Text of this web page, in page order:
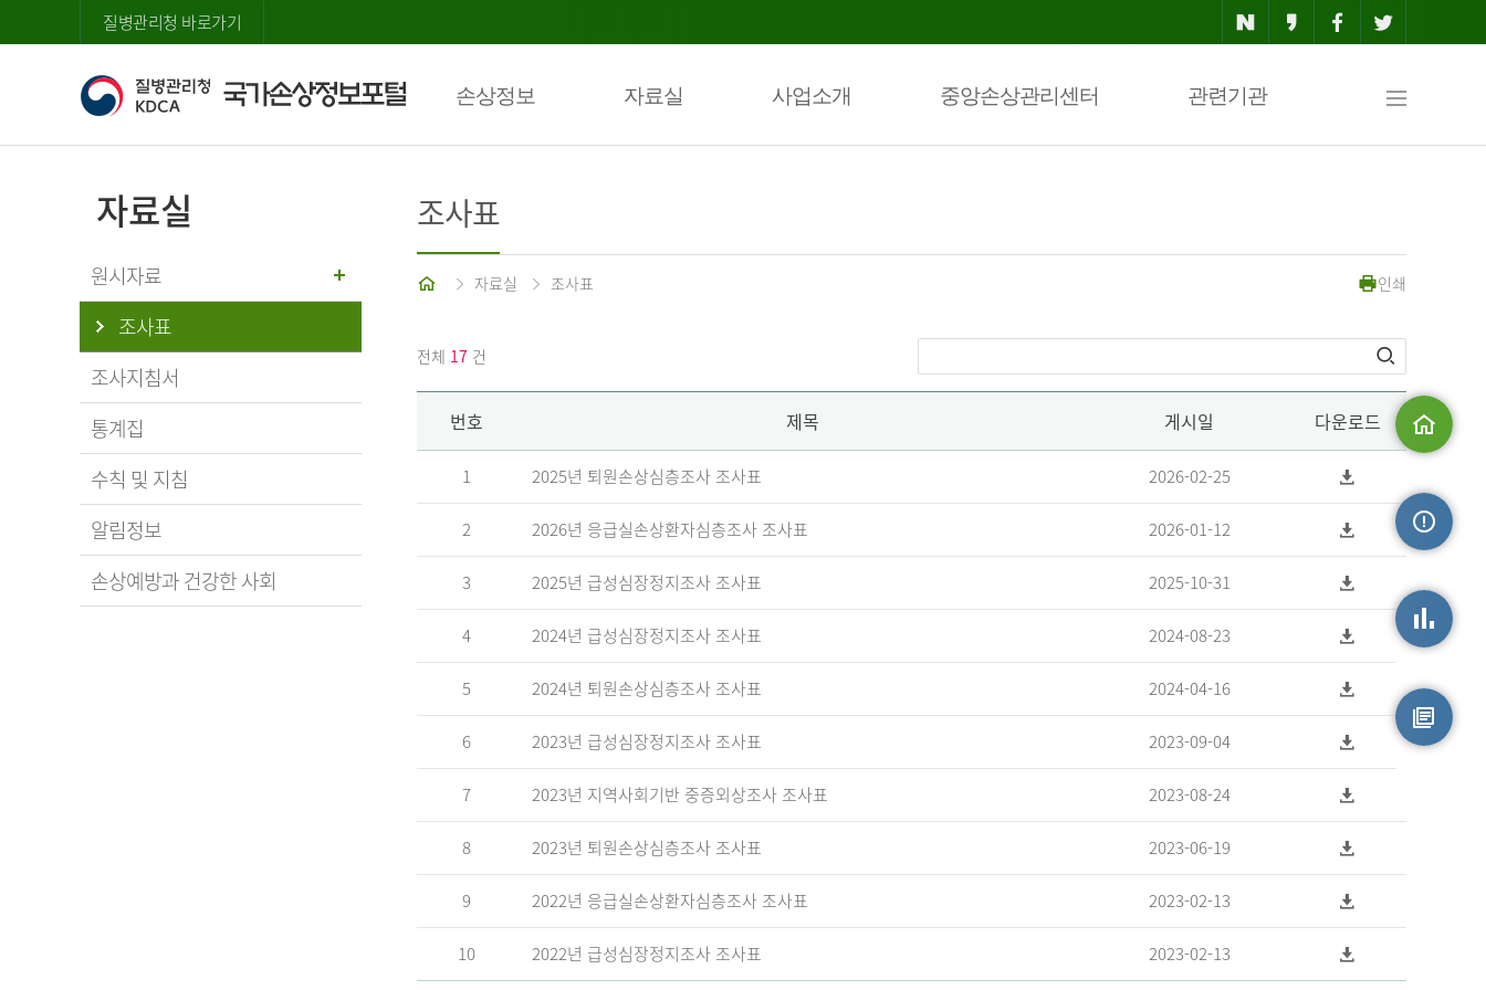
질병관리청 바로가기
손상정보 자료실 사업소개 중앙손상관리센터 관련기관
맵
자료실
원시자료
조사표
조사지침서
통계집
수칙 및 지침
알림정보
손상예방과 건강한 사회
조사표
홈 자료실 조사표 인쇄
전체 17 건
번호 제목 게시일 다운로드
1 2025년 퇴원손상심층조사 조사표 2026-02-25
2 2026년 응급실손상환자심층조사 조사표 2026-01-12
3 2025년 급성심장정지조사 조사표 2025-10-31
4 2024년 급성심장정지조사 조사표 2024-08-23
5 2024년 퇴원손상심층조사 조사표 2024-04-16
6 2023년 급성심장정지조사 조사표 2023-09-04
7 2023년 지역사회기반 중증외상조사 조사표 2023-08-24
8 2023년 퇴원손상심층조사 조사표 2023-06-19
9 2022년 응급실손상환자심층조사 조사표 2023-02-13
10 2022년 급성심장정지조사 조사표 2023-02-13